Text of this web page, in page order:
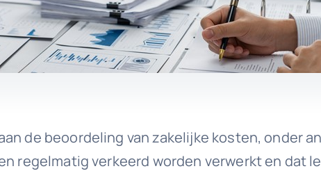
de beoordeling van zakelijke kosten, onder
regelmatig verkeerd worden verwerkt en dat